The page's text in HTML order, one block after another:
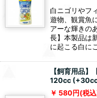
白ニゴリやフ
遊物、観賞魚
アーな輝きの
長】本製品は
に起こる白に
【飼育用品
120cc
580円(税